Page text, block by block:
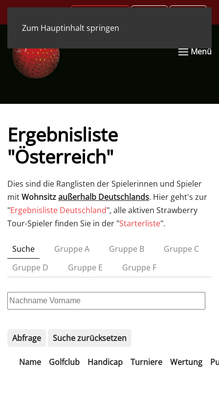
Zum Hauptinhalt springen
Menü
Ergebnisliste
"Österreich"
Dies sind die Ranglisten der Spielerinnen und Spieler
mitWohnsitzaußerhalb Deutschlands. Hier geht's zur
"Ergebnisliste Deutschland", alle aktiven Strawberry
Tour-Spieler finden Sie in der "Starterliste".
Suche Gruppe A Gruppe B
Gruppe C
Gruppe D
Gruppe E Gruppe F
Abfrage Suche zurücksetzen
Name Golfclub Handicap Turniere Wertung